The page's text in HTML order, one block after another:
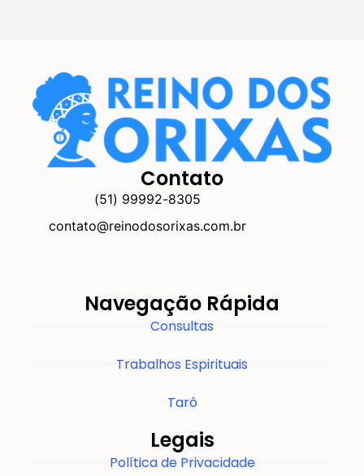
Contato
(51) 99992-8305
contato@reinodosorixas.com.br
Navegação Rápida
Consultas
Trabalhos Espirituais
Tarô
Legais
Política de Privacidade